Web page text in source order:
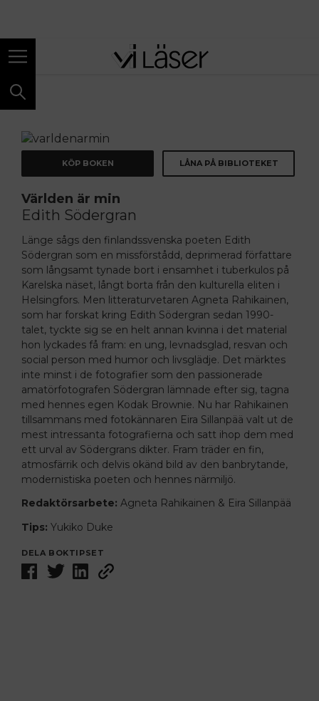
KÖP BOKEN LÅNA PÅ BIBLIOTEKET
Världen är min
Edith Södergran
Länge sågs den finlandssvenska poeten Edith
Södergran som en missförstådd, deprimerad författare
som långsamt tynade bort i ensamhet i tuberkulos på
Karelska näset, långt borta från den kulturella eliten i
Helsingfors. Men litteraturvetaren Agneta Rahikainen,
som har forskat kring Edith Södergran sedan 1990-
talet, tyckte sig se en helt annan kvinna i det material
hon lyckades få fram: en ung, levnadsglad, resvan och
social person med humor och livsglädje. Det märktes
inte minst i de fotografier som den passionerade
amatörfotografen Södergran lämnade efter sig, tagna
med hennes egen Kodak Brownie. Nu har Rahikainen
tillsammans med fotokännaren Eira Sillanpää valt ut de
mest intressanta fotografierna och satt ihop dem med
ett urval av Södergrans dikter. Fram träder en fin,
atmosfärrik och delvis okänd bild av den banbrytande,
modernistiska poeten och hennes närmiljö.
Redaktörsarbete: Agneta Rahikainen & Eira Sillanpää
Tips: Yukiko Duke
DELA BOKTIPSET